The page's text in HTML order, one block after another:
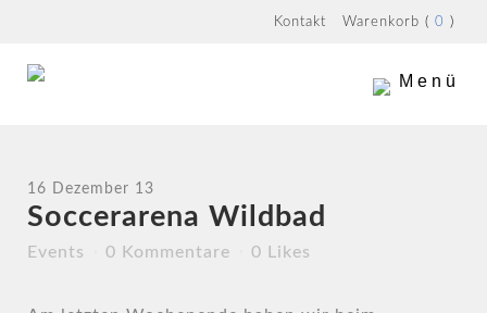
Kontakt Warenkorb ( 0 )
Menü
16 Dezember 13
Soccerarena Wildbad
Events 0 Kommentare 0 Likes